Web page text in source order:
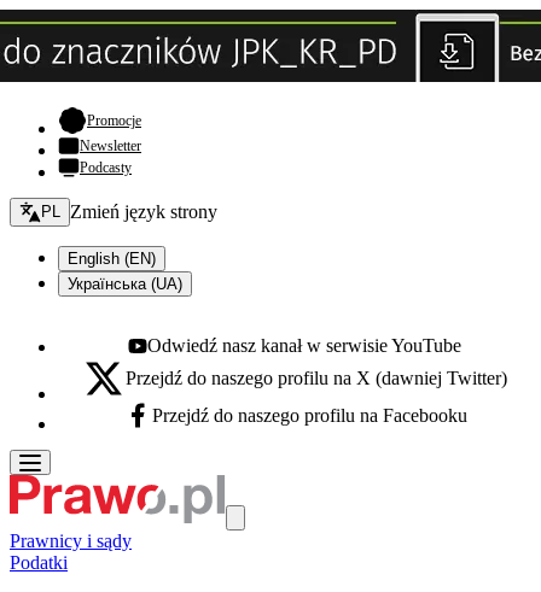
Promocje- otwiera się w nowej karcie
Newsletter
Podcasty
Zmień język - bieżący:
PL Zmień język strony
English (EN)
Українська (UA)
Youtube - otwiera się w nowej karcie
Odwiedź nasz kanał w serwisie YouTube
X - otwiera się w nowej karcie
Przejdź do naszego profilu na X (dawniej Twitter)
Facebook - otwiera się w nowej karcie
Przejdź do naszego profilu na Facebooku
Prawnicy i sądy
Podatki